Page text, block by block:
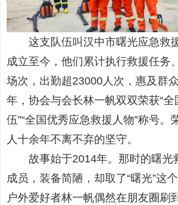
这支队伍叫汉中市曙光应急救援
成立至今，他们累计执行救援任务
场次，出勤超23000人次，惠及群
年，协会与会长林一帆双双荣获“
伍”“全国优秀应急救援人物”称号。
人十余年不离不弃的坚守。
故事始于2014年。那时的曙光
成员，装备简陋，却取了“曙光”这
户外爱好者林一帆偶然在朋友圈刷